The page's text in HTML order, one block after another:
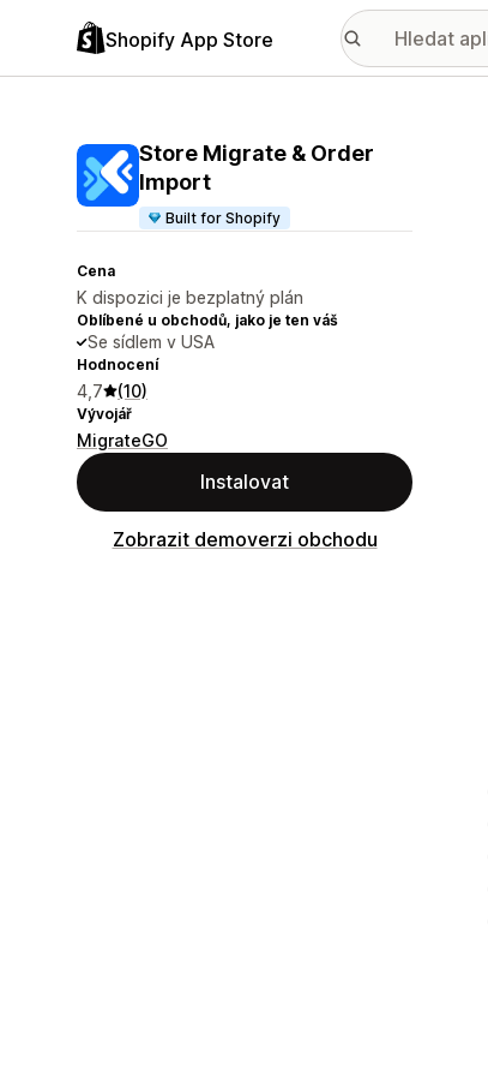
Shopify App Store
Store Migrate & Order
Import
Built for Shopify
Cena
K dispozici je bezplatný plán
Oblíbené u obchodů, jako je ten váš
Se sídlem v USA
Hodnocení
4,7 (10)
Vývojář
MigrateGO
Instalovat
Zobrazit demoverzi obchodu